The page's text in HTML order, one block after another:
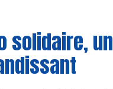
solidaire, un